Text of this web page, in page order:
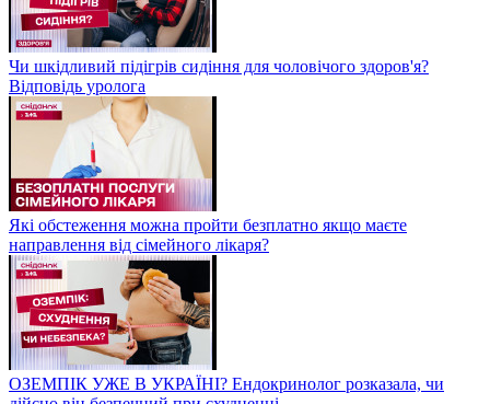
Чи шкідливий підігрів сидіння для чоловічого здоров'я?
Відповідь уролога
Які обстеження можна пройти безплатно якщо маєте
направлення від сімейного лікаря?
ОЗЕМПІК УЖЕ В УКРАЇНІ? Ендокринолог розказала, чи